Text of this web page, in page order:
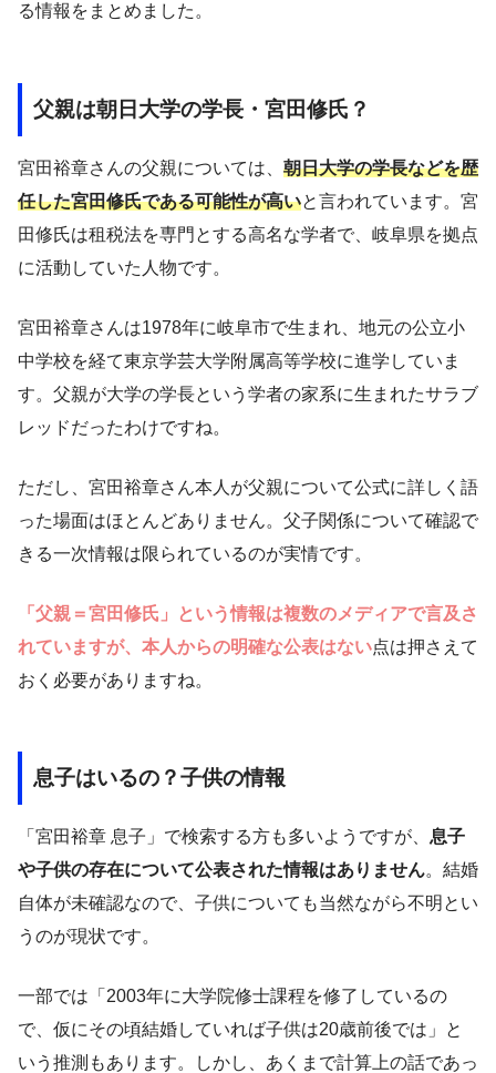
る情報をまとめました。
父親は朝日大学の学長・宮田修氏？
宮田裕章さんの父親については、 朝日大学の学長などを歴
任した宮田修氏である可能性が高いと言われています。宮
田修氏は租税法を専門とする高名な学者で、岐阜県を拠点
に活動していた人物です。
宮田裕章さんは1978年に岐阜市で生まれ、地元の公立小
中学校を経て東京学芸大学附属高等学校に進学していま
す。父親が大学の学長という学者の家系に生まれたサラブ
レッドだったわけですね。
ただし、宮田裕章さん本人が父親について公式に詳しく語
った場面はほとんどありません。父子関係について確認で
きる一次情報は限られているのが実情です。
「父親＝宮田修氏」という情報は複数のメディアで言及さ
れていますが、本人からの明確な公表はない点は押さえて
おく必要がありますね。
息子はいるの？子供の情報
「宮田裕章 息子」で検索する方も多いようですが、 息子
や子供の存在について公表された情報はありません。結婚
自体が未確認なので、子供についても当然ながら不明とい
うのが現状です。
一部では「2003年に大学院修士課程を修了しているの
で、仮にその頃結婚していれば子供は20歳前後では」と
いう推測もあります。しかし、あくまで計算上の話であっ